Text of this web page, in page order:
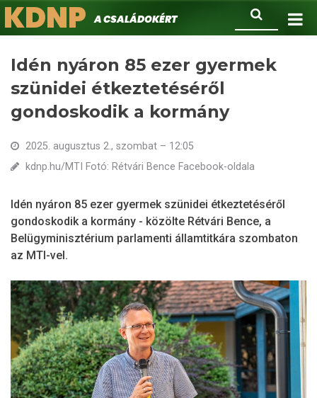
Ugrás
a
Keresés
KDNPA családokért.
Idén nyáron 85 ezer gyermek
szünidei étkeztetéséről
gondoskodik a kormány
2025. augusztus 2., szombat – 12:05
kdnp.hu/MTI Fotó: Rétvári Bence Facebook-oldala
Idén nyáron 85 ezer gyermek szünidei étkeztetéséről
gondoskodik a kormány - közölte Rétvári Bence, a
Belügyminisztérium parlamenti államtitkára szombaton
az MTI-vel.